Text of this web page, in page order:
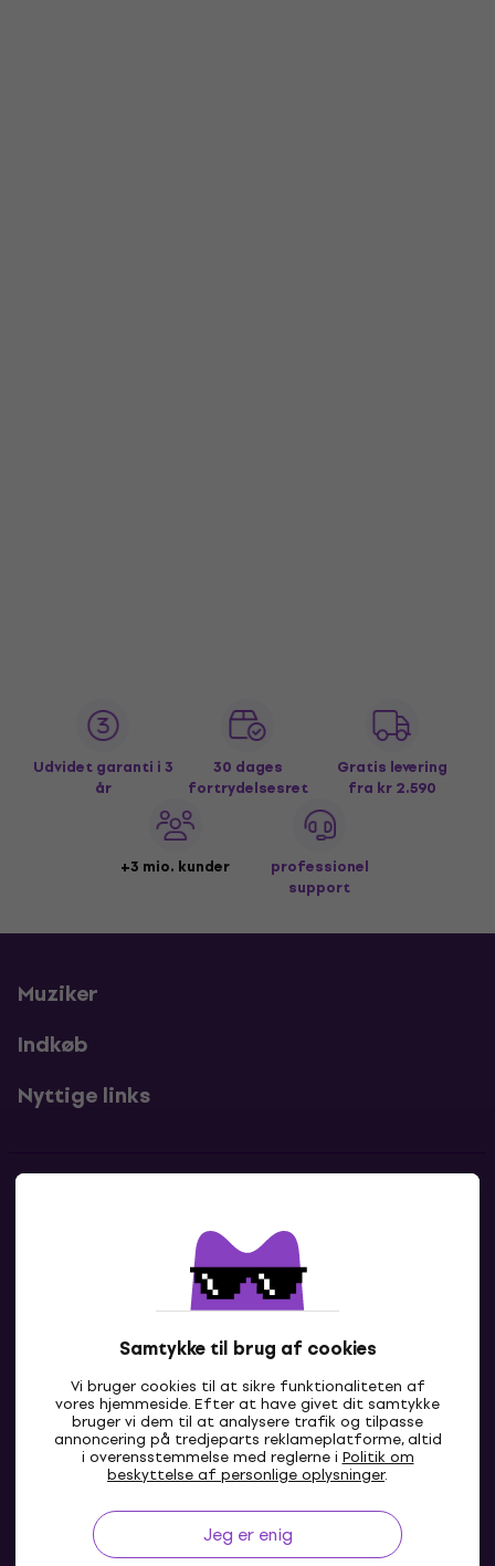
Samtykke til brug af cookies
Vi bruger cookies til at sikre funktionaliteten af
vores hjemmeside. Efter at have givet dit samtykke
bruger vi dem til at analysere trafik og tilpasse
annoncering på tredjeparts reklameplatforme, altid
i overensstemmelse med reglerne i Politik om
beskyttelse af personlige oplysninger.
Jeg er enig
Udvidet garanti i 3
år
30 dages
fortrydelsesret
Gratis levering
fra kr 2.590
+3 mio. kunder
professionel
support
Muziker
Indkøb
Nyttige links
Kontakt os
DK